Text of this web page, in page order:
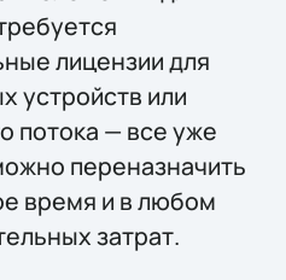
лицензии для
устройств или
потока — все уже
переназначить
время и в любом
затрат.